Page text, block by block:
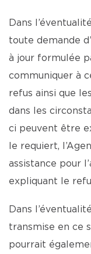
Dans
toute demande
à jour formulée
communiquer à
refus ainsi que
dans les
ci peuvent être
le requiert,
assistance pour
expliquant le
Dans
transmise en ce
pourrait